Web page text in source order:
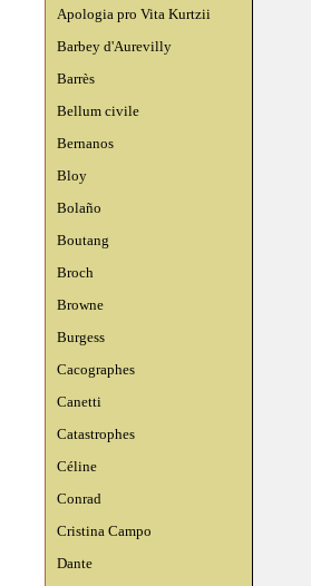
Apologia pro Vita Kurtzii
Barbey d'Aurevilly
Barrès
Bellum civile
Bernanos
Bloy
Bolaño
Boutang
Broch
Browne
Burgess
Cacographes
Canetti
Catastrophes
Céline
Conrad
Cristina Campo
Dante